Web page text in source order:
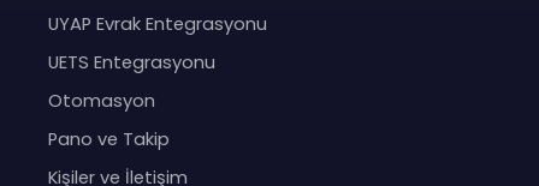
UYAP Evrak Entegrasyonu
UETS Entegrasyonu
Otomasyon
Pano ve Takip
Kişiler ve İletişim